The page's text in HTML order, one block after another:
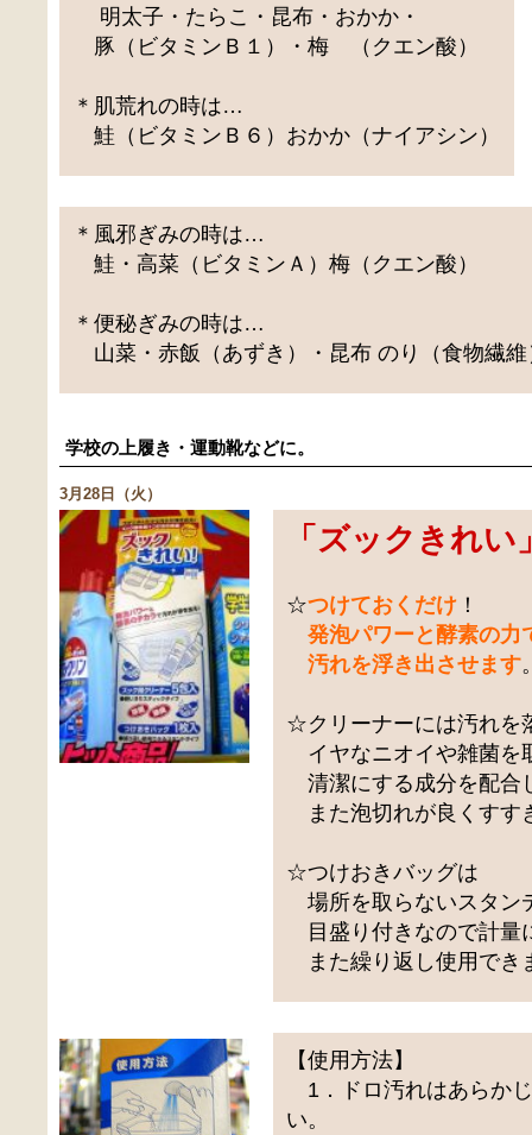
明太子・たらこ・昆布・おかか・
豚（ビタミンＢ１）・梅 （クエン酸）
＊肌荒れの時は…
鮭（ビタミンＢ６）おかか（ナイアシン）
＊風邪ぎみの時は…
鮭・高菜（ビタミンＡ）梅（クエン酸）
＊便秘ぎみの時は…
山菜・赤飯（あずき）・昆布 のり（食物繊維
学校の上履き・運動靴などに。
3月28日（火）
「 ズックきれい
☆つけておくだけ ！
発泡パワーと酵素の力
汚れを浮き出させます
☆クリーナーには汚れを
イヤなニオイや雑菌を
清潔にする成分を配合
また泡切れが良くすす
☆つけおきバッグは
場所を取らないスタン
目盛り付きなので計量
また繰り返し使用でき
【使用方法】
1．ドロ汚れはあらか
い。